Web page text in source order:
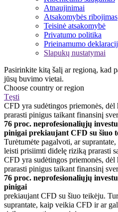
Atnaujinimai
Atsakomybės ribojimas
Teisinė atsakomybė
Privatumo politika
Prieinamumo
Slapukų nustatymai
Pasirinkite kitą šalį ar regioną, kad
jūsų buvimo vietai.
Choose country or region
Tęsti
CFD yra sudėtingos priemonės,
prarasti pinigus taikant finansinį
76 proc. neprofesionaliųjų
pinigai prekiaujant CFD su šiuo
Turėtumėte pagalvoti, ar
leisti prisiimti didelę riziką prarasti
CFD yra sudėtingos priemonės,
prarasti pinigus taikant finansinį
76 proc. neprofesionaliųjų
pinigai
prekiaujant CFD su šiuo teikėju.
suprantate, kaip veikia CFD ir ar